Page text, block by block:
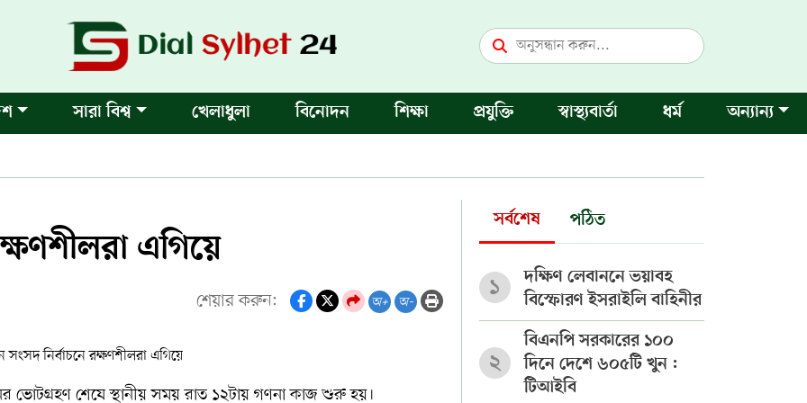
সারা বিশ্ব খেলাধুলা বিনোদন শিক্ষা প্রযুক্তি স্বাস্থ্যবার্তা ধর্ম অন্যান্য
এগিয়ে
শেয়ার করুন: অ+ অ-
ভোটগ্রহণ শেষে স্থানীয় সময় রাত ১২টায় গণনা কাজ শুরু হয়।
সর্বশেষ পঠিত
১
দক্ষিণ লেবাননে ভয়াবহ
বিস্ফোরণ ইসরাইলি বাহিনীর
২
বিএনপি সরকারের ১০০
দিনে দেশে ৬০৫টি খুন :
টিআইবি